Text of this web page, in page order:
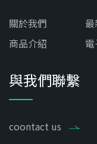
關於我們
商品介紹
與我們聯繫
coontact us